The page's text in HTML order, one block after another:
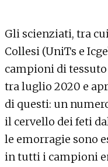
Gli scienziati, tra
Collesi (UniTs e
campioni di
tra luglio 2020 e
di questi: un
il cervello dei feti
le emorragie sono
in tutti i campioni